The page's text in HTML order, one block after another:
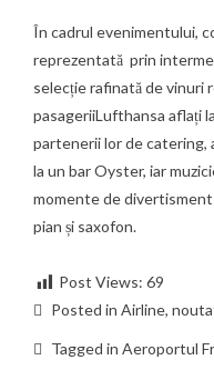
În cadrul evenimentului,
reprezentată prin
selecție rafinată de vinuri
pasageriiLufthansa aflați
partenerii lor de catering,
la un bar Oyster, iar
momente de
pian și saxofon.
Post Views: 69
Posted in Airline,
Tagged in Aeroportul